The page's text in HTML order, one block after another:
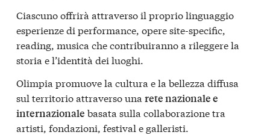
Ciascuno offrirà attraverso il proprio linguaggio
esperienze di performance, opere site-specific,
reading, musica che contribuiranno a rileggere la
storia e l’identità dei luoghi.
Olimpia promuove la cultura e la bellezza diffusa
sul territorio attraverso una rete nazionale e
internazionale basata sulla collaborazione tra
artisti, fondazioni, festival e galleristi.